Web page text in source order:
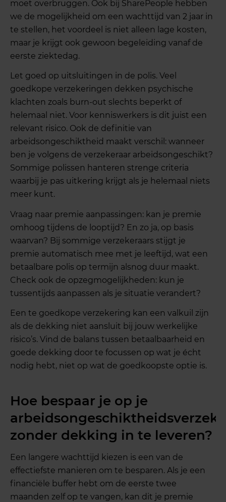
moet overbruggen. Ook bij SharePeople hebben
we de mogelijkheid om een wachttijd van 2 jaar in
te stellen, het voordeel is niet alleen lage kosten,
maar je krijgt ook gewoon begeleiding vanaf de
eerste ziektedag.
Let goed op uitsluitingen in de polis. Veel
goedkope verzekeringen dekken psychische
klachten zoals burn-out slechts beperkt of
helemaal niet. Voor kenniswerkers is dit juist een
relevant risico. Ook de definitie van
arbeidsongeschiktheid maakt verschil: wanneer
ben je volgens de verzekeraar arbeidsongeschikt?
Sommige polissen hanteren strenge criteria
waarbij je pas uitkering krijgt als je helemaal niets
meer kunt.
Vraag naar premie aanpassingen: kan je premie
omhoog tijdens de looptijd? En zo ja, op basis
waarvan? Bij sommige verzekeraars stijgt je
premie automatisch mee met je leeftijd, wat een
betaalbare polis op termijn alsnog duur maakt.
Check ook de opzegmogelijkheden: kun je
tussentijds aanpassen als je situatie verandert?
Een te goedkope verzekering kan een valkuil zijn
als de dekking niet aansluit bij jouw werkelijke
risico’s. Vind de balans tussen betaalbaarheid en
goede dekking door te focussen op wat je écht
nodig hebt, niet op wat de goedkoopste optie is.
Hoe bespaar je op je
zonder dekking in te leveren?
Een langere wachttijd kiezen is een van de
effectiefste manieren om te besparen. Als je een
financiële buffer hebt om de eerste twee
maanden zelf op te vangen, kan dit je premie